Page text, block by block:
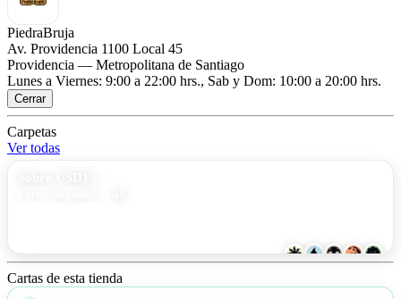
PiedraBruja
Av. Providencia 1100 Local 45
Providencia — Metropolitana de Santiago
Lunes a Viernes: 9:00 a 22:00 hrs., Sab y Dom: 10:00 a 20:00 hrs.
Cerrar
Carpetas
Ver todas
Cartas de esta tienda